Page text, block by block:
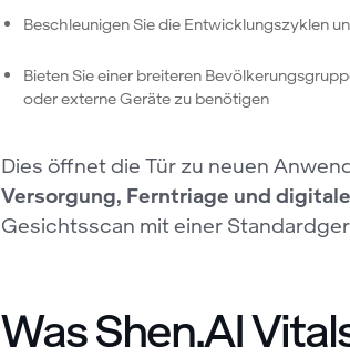
Beschleunigen Sie die Entwicklungszyklen
Bieten Sie einer breiteren
oder externe Geräte zu benötigen
Dies öffnet die Tür zu neuen
Versorgung, Ferntriage und
Gesichtsscan mit einer
Was Shen.AI